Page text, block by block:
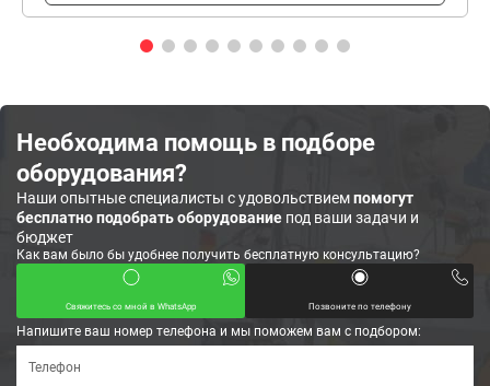
Необходима помощь в подборе
оборудования?
Наши опытные специалисты с удовольствиемпомогут
бесплатно подобрать оборудование под ваши задачи и
бюджет
Как вам было бы удобнее получить бесплатную консультацию?
Свяжитесь со мной в WhatsApp Позвоните по телефону
Напишите ваш номер телефона и мы поможем вам с подбором: